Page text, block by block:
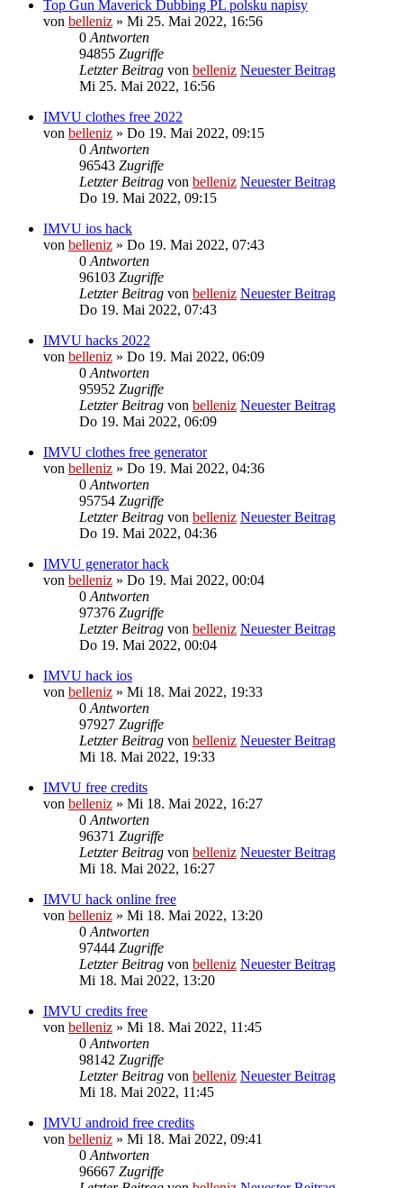
Top Gun Maverick Dubbing PL polsku napisy
von belleniz » Mi 25. Mai 2022, 16:56
0 Antworten
94855 Zugriffe
Letzter Beitrag von belleniz Neuester Beitrag
Mi 25. Mai 2022, 16:56
IMVU clothes free 2022
von belleniz » Do 19. Mai 2022, 09:15
0 Antworten
96543 Zugriffe
Letzter Beitrag von belleniz Neuester Beitrag
Do 19. Mai 2022, 09:15
IMVU ios hack
von belleniz » Do 19. Mai 2022, 07:43
0 Antworten
96103 Zugriffe
Letzter Beitrag von belleniz Neuester Beitrag
Do 19. Mai 2022, 07:43
IMVU hacks 2022
von belleniz » Do 19. Mai 2022, 06:09
0 Antworten
95952 Zugriffe
Letzter Beitrag von belleniz Neuester Beitrag
Do 19. Mai 2022, 06:09
IMVU clothes free generator
von belleniz » Do 19. Mai 2022, 04:36
0 Antworten
95754 Zugriffe
Letzter Beitrag von belleniz Neuester Beitrag
Do 19. Mai 2022, 04:36
IMVU generator hack
von belleniz » Do 19. Mai 2022, 00:04
0 Antworten
97376 Zugriffe
Letzter Beitrag von belleniz Neuester Beitrag
Do 19. Mai 2022, 00:04
IMVU hack ios
von belleniz » Mi 18. Mai 2022, 19:33
0 Antworten
97927 Zugriffe
Letzter Beitrag von belleniz Neuester Beitrag
Mi 18. Mai 2022, 19:33
IMVU free credits
von belleniz » Mi 18. Mai 2022, 16:27
0 Antworten
96371 Zugriffe
Letzter Beitrag von belleniz Neuester Beitrag
Mi 18. Mai 2022, 16:27
IMVU hack online free
von belleniz » Mi 18. Mai 2022, 13:20
0 Antworten
97444 Zugriffe
Letzter Beitrag von belleniz Neuester Beitrag
Mi 18. Mai 2022, 13:20
IMVU credits free
von belleniz » Mi 18. Mai 2022, 11:45
0 Antworten
98142 Zugriffe
Letzter Beitrag von belleniz Neuester Beitrag
Mi 18. Mai 2022, 11:45
IMVU android free credits
von belleniz » Mi 18. Mai 2022, 09:41
0 Antworten
96667 Zugriffe